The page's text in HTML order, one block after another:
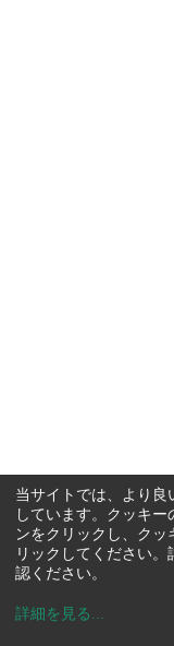
当サイトでは、より良
しています。クッキ
ンをクリックし、ク
リックしてください
認ください。
詳細を見る ...